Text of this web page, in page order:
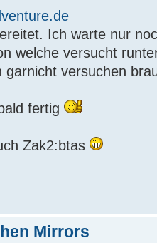
Ich warte nur
welche versucht
garnicht versuchen
fertig
Zak2:btas
Mirrors